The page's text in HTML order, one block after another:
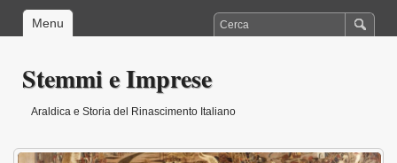
Menu
Stemmi e Imprese
Araldica e Storia del Rinascimento Italiano